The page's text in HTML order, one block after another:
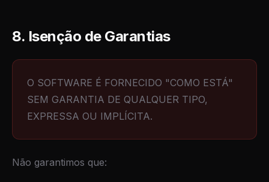
8. Isenção de Garantias
O SOFTWARE É FORNECIDO "COMO ESTÁ"
SEM GARANTIA DE QUALQUER TIPO,
EXPRESSA OU IMPLÍCITA.
Não garantimos que: